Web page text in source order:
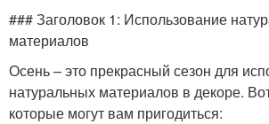
### Заголовок 1: Использование
материалов
Осень – это прекрасный сезон для
натуральных материалов в декоре.
которые могут вам пригодиться: